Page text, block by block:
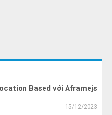
Based với Aframejs
15/12/2023